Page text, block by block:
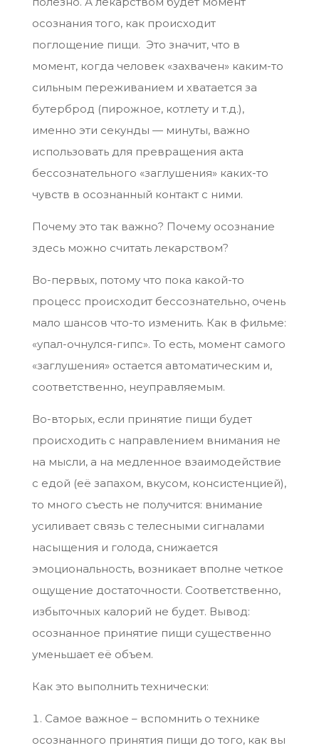
осознания того, как происходит
поглощение пищи. Это значит, что в
момент, когда человек «захвачен» каким-то
сильным переживанием и хватается за
бутерброд (пирожное, котлету и т.д.),
именно эти секунды — минуты, важно
использовать для превращения акта
бессознательного «заглушения» каких-то
чувств в осознанный контакт с ними.
Почему это так важно? Почему осознание
здесь можно считать лекарством?
Во-первых, потому что пока какой-то
процесс происходит бессознательно, очень
мало шансов что-то изменить. Как в фильме:
«упал-очнулся-гипс». То есть, момент самого
«заглушения» остается автоматическим и,
соответственно, неуправляемым.
Во-вторых, если принятие пищи будет
происходить с направлением внимания не
на мысли, а на медленное взаимодействие
с едой (её запахом, вкусом, консистенцией),
то много съесть не получится: внимание
усиливает связь с телесными сигналами
насыщения и голода, снижается
эмоциональность, возникает вполне четкое
ощущение достаточности. Соответственно,
избыточных калорий не будет. Вывод:
осознанное принятие пищи существенно
уменьшает её объем.
Как это выполнить технически:
Самое важное – вспомнить о технике
осознанного принятия пищи до того, как вы